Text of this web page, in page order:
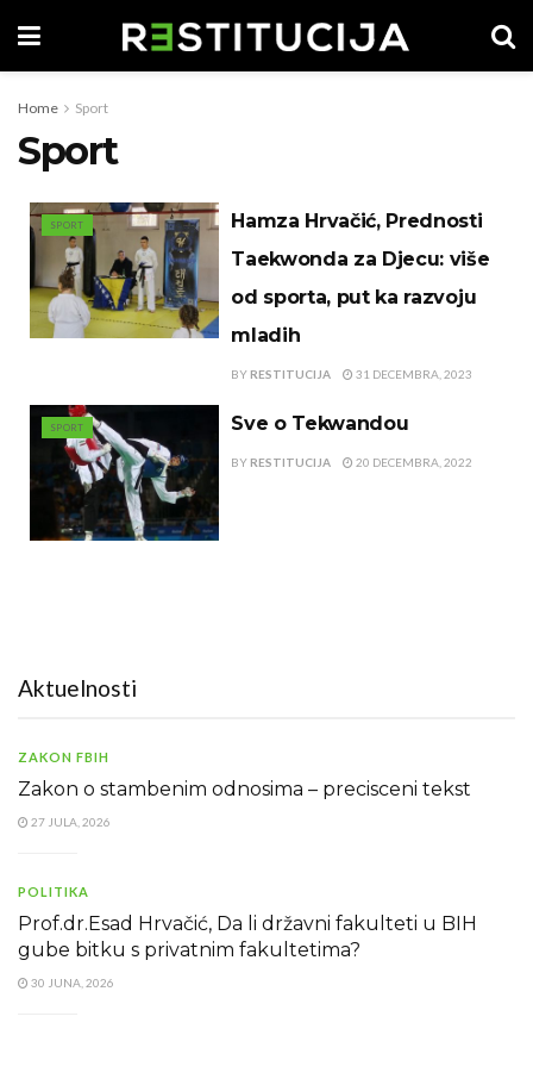
Home Sport
Sport
SPORT
Hamza Hrvačić, Prednosti
Taekwonda za Djecu: više
od sporta, put ka razvoju
mladih
BY RESTITUCIJA 31 DECEMBRA, 2023
SPORT Sve o Tekwandou
BY RESTITUCIJA 20 DECEMBRA, 2022
Aktuelnosti
ZAKON FBIH
Zakon o stambenim odnosima – precisceni tekst
27 JULA, 2026
POLITIKA
Prof.dr.Esad Hrvačić, Da li državni fakulteti u BIH
gube bitku s privatnim fakultetima?
30 JUNA, 2026